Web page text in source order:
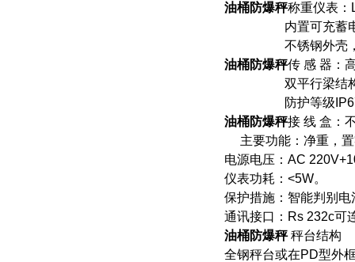
油桶防爆秤称重仪表：
内置可充蓄
不锈钢外壳
油桶防爆秤传 感 器：
双平行梁结
防护等级
油桶防爆秤接 线 盒：
主要功能：净重，
电源电压： AC
仪表功耗： <5W。
保护措施：智能判别
通讯接口： Rs 232c可
油桶防爆秤秤台结构
全钢秤台或在PD型外